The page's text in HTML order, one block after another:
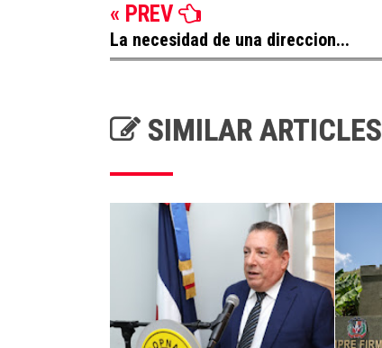
« PREV
La necesidad de una direccion...
SIMILAR ARTICLES